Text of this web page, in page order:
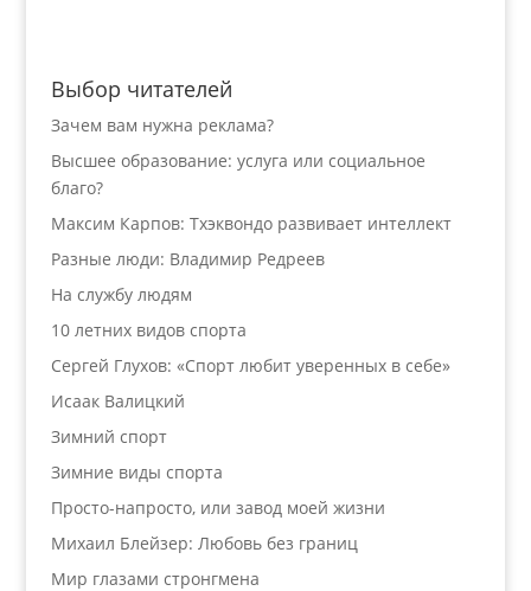
Выбор читателей
Зачем вам нужна реклама?
Высшее образование: услуга или социальное
благо?
Максим Карпов: Тхэквондо развивает интеллект
Разные люди: Владимир Редреев
На службу людям
10 летних видов спорта
Сергей Глухов: «Спорт любит уверенных в себе»
Исаак Валицкий
Зимний спорт
Зимние виды спорта
Просто-напросто, или завод моей жизни
Михаил Блейзер: Любовь без границ
Мир глазами стронгмена